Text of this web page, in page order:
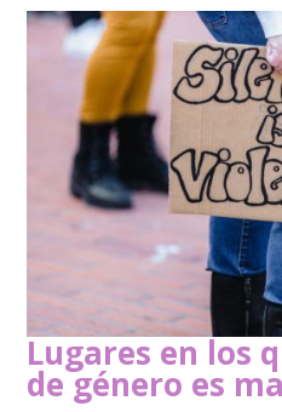
Lugares en los
de género es